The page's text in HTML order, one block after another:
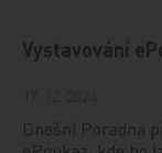
Vystavování
Dnešní Poradna